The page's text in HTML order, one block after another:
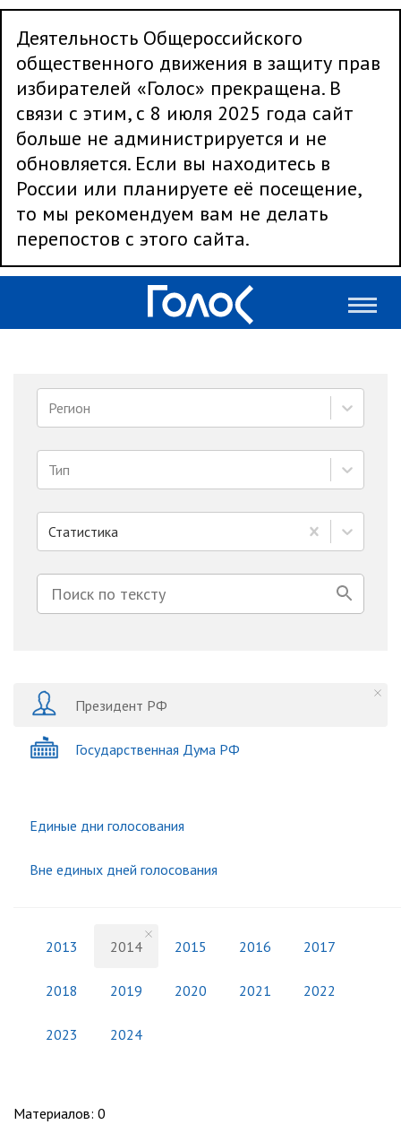
Деятельность Общероссийского
общественного движения в защиту прав
избирателей «Голос» прекращена. В
связи с этим, с 8 июля 2025 года сайт
больше не администрируется и не
обновляется. Если вы находитесь в
России или планируете её посещение,
то мы рекомендуем вам не делать
перепостов с этого сайта.
Регион
Тип
Статистика
Президент РФ
Государственная Дума РФ
Единые дни голосования
Вне единых дней голосования
2013 2014 2015 2016 2017
2018 2019 2020 2021 2022
2023 2024
Материалов: 0